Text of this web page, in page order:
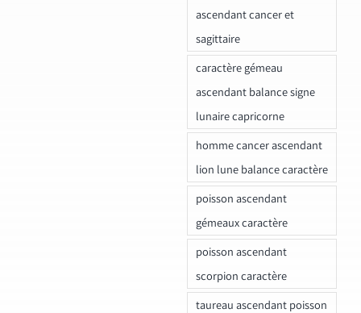
ascendant cancer et
sagittaire
caractère gémeau
ascendant balance signe
lunaire capricorne
homme cancer ascendant
lion lune balance caractère
poisson ascendant
gémeaux caractère
poisson ascendant
scorpion caractère
taureau ascendant poisson